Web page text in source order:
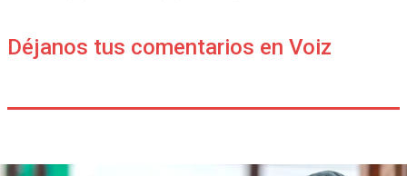
Déjanos tus comentarios en Voiz